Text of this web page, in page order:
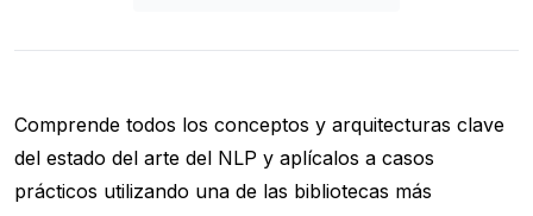
Comprende todos los conceptos y arquitecturas clave
del estado del arte del NLP y aplícalos a casos
prácticos utilizando una de las bibliotecas más